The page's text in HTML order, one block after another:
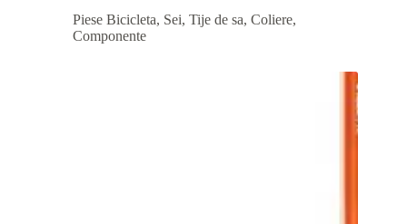
Piese Bicicleta, Sei, Tije de sa, Coliere,
Componente